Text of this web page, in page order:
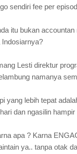
sendiri fee per
itu bukan
Indosiarnya?
Lesti direktur
namanya
yang lebih tepat
dan ngasilin
apa ? Karna
ya.. tanpa otak